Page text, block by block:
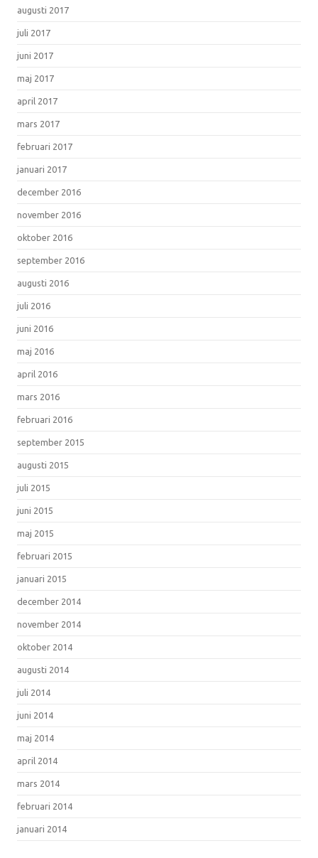
augusti 2017
juli 2017
juni 2017
maj 2017
april 2017
mars 2017
februari 2017
januari 2017
december 2016
november 2016
oktober 2016
september 2016
augusti 2016
juli 2016
juni 2016
maj 2016
april 2016
mars 2016
februari 2016
september 2015
augusti 2015
juli 2015
juni 2015
maj 2015
februari 2015
januari 2015
december 2014
november 2014
oktober 2014
augusti 2014
juli 2014
juni 2014
maj 2014
april 2014
mars 2014
februari 2014
januari 2014